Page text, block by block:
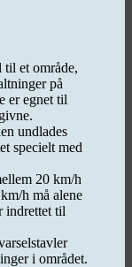
til et område,
på
er egnet til
undlades
specielt med
20 km/h
h må alene
indrettet til
i området.